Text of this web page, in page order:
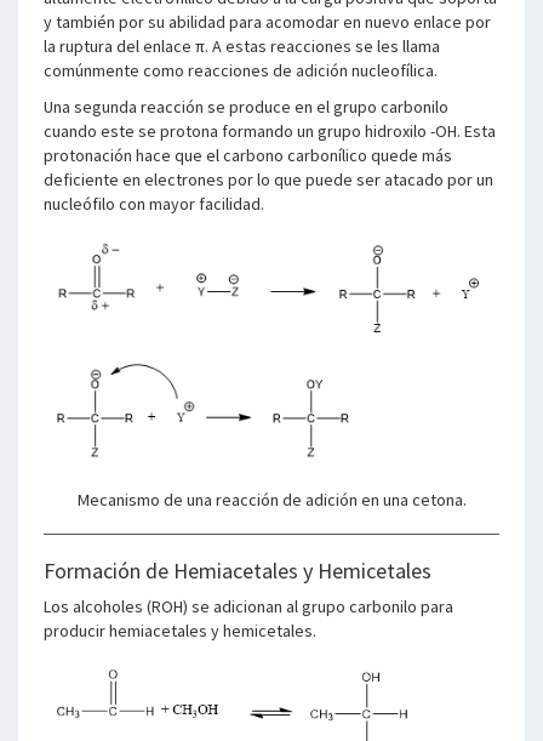
y también por su abilidad para acomodar en nuevo enlace por
la ruptura del enlace π. A estas reacciones se les llama
comúnmente como reacciones de adición nucleofílica.
Una segunda reacción se produce en el grupo carbonilo
cuando este se protona formando un grupo hidroxilo -OH. Esta
protonación hace que el carbono carbonílico quede más
deficiente en electrones por lo que puede ser atacado por un
nucleófilo con mayor facilidad.
Mecanismo de una reacción de adición en una cetona.
Formación de Hemiacetales y Hemicetales
Los alcoholes (ROH) se adicionan al grupo carbonilo para
producir hemiacetales y hemicetales.